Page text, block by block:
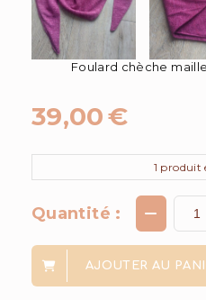
Foulard chèche
39,00€
1 produit
Quantité :
AJOUTER AU